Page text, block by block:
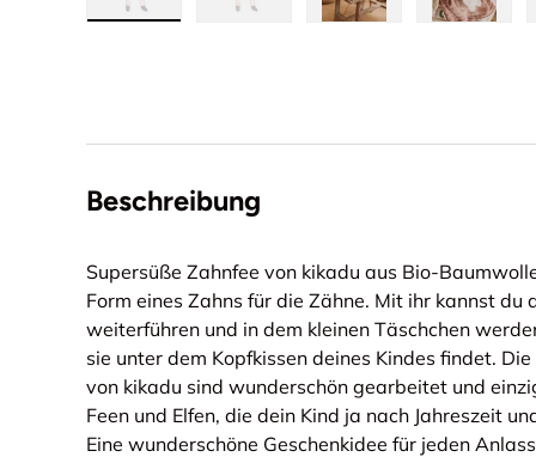
Beschreibung
Supersüße Zahnfee von kikadu aus Bio-
Form eines Zahns für die Zähne. Mit ihr kannst du
weiterführen und in dem kleinen Täschchen
sie unter dem Kopfkissen deines Kindes findet.
von kikadu sind wunderschön gearbeitet und
Feen und Elfen, die dein Kind ja nach Jahreszeit
Eine wunderschöne Geschenkidee für jeden